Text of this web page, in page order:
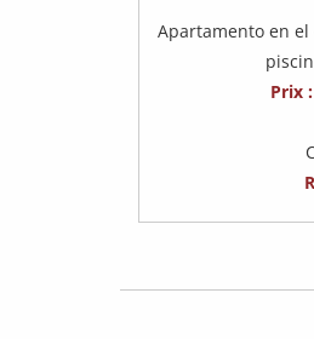
Apartamento en
Prix